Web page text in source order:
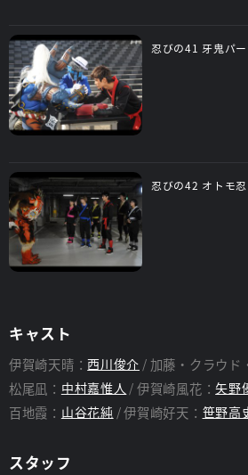
忍びの41 牙鬼パ
忍びの42 オトモ
キャスト
伊賀崎天晴：西川俊介 加藤・クラウド
松尾凪： 中村嘉惟人 伊賀崎風花：矢野
百地霞： 山谷花純 伊賀崎好天： 笹野高
スタッフ